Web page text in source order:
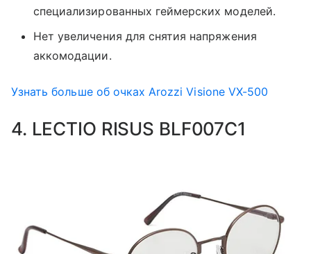
специализированных геймерских моделей.
Нет увеличения для снятия напряжения
аккомодации.
Узнать больше об очках Arozzi Visione VX-500
4. LECTIO RISUS BLF007C1